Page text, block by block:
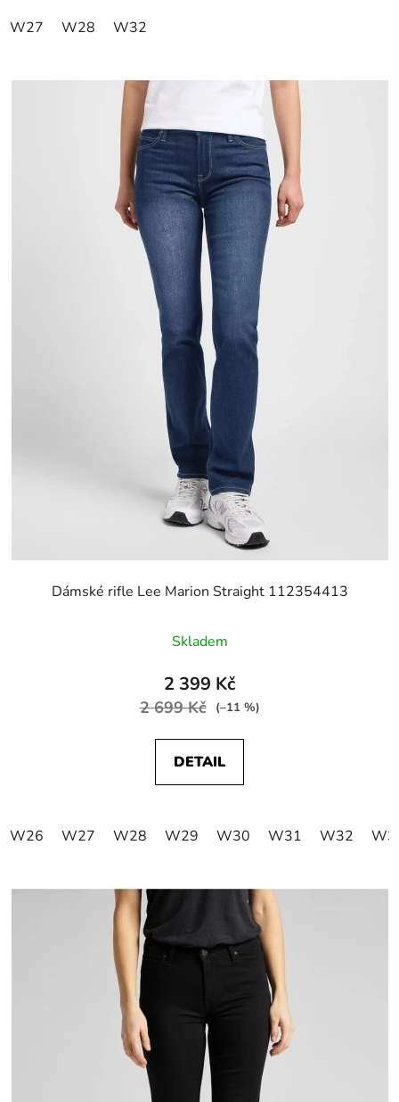
W27 W28 W32
Dámské rifle Lee Marion Straight 112354413
Skladem
2 399 Kč
2 699 Kč (–11 %)
DETAIL
W26 W27 W28 W29 W30 W31 W32